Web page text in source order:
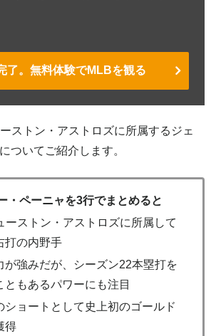
了。無料体験でMLBを観る
ストン・アストロズに所属するジェ
ついてご紹介します。
・ペーニャを3行でまとめると
ーストン・アストロズに所属して
打の内野手
が強みだが、シーズン22本塁打を
ともあるパワーにも注目
ショートとして史上初のゴールド
得